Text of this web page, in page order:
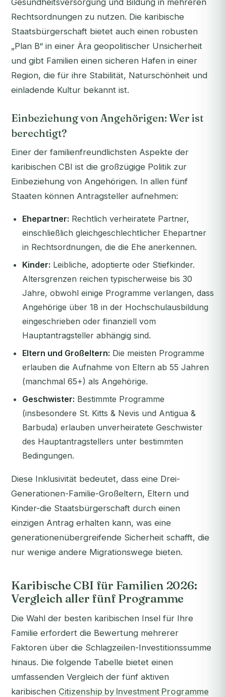
Gesundheitsversorgung und Bildung in mehreren
Rechtsordnungen zu nutzen. Die karibische
Staatsbürgerschaft bietet auch einen robusten
„Plan B“ in einer Ära geopolitischer Unsicherheit
und gibt Familien einen sicheren Hafen in einer
Region, die für ihre Stabilität, Naturschönheit und
einladende Kultur bekannt ist.
Einbeziehung von Angehörigen: Wer ist
berechtigt?
Einer der familienfreundlichsten Aspekte der
karibischen CBI ist die großzügige Politik zur
Einbeziehung von Angehörigen. In allen fünf
Staaten können Antragsteller aufnehmen:
Ehepartner: Rechtlich verheiratete Partner,
einschließlich gleichgeschlechtlicher Ehepartner
in Rechtsordnungen, die die Ehe anerkennen.
Kinder: Leibliche, adoptierte oder Stiefkinder.
Altersgrenzen reichen typischerweise bis 30
Jahre, obwohl einige Programme verlangen, dass
Angehörige über 18 in der Hochschulausbildung
eingeschrieben oder finanziell vom
Hauptantragsteller abhängig sind.
Eltern und Großeltern: Die meisten Programme
erlauben die Aufnahme von Eltern ab 55 Jahren
(manchmal 65+) als Angehörige.
Geschwister: Bestimmte Programme
(insbesondere St. Kitts & Nevis und Antigua &
Barbuda) erlauben unverheiratete Geschwister
des Hauptantragstellers unter bestimmten
Bedingungen.
Diese Inklusivität bedeutet, dass eine Drei-
Generationen-Familie-Großeltern, Eltern und
Kinder-die Staatsbürgerschaft durch einen
einzigen Antrag erhalten kann, was eine
generationenübergreifende Sicherheit schafft, die
nur wenige andere Migrationswege bieten.
Karibische CBI für Familien 2026:
Vergleich aller fünf Programme
Die Wahl der besten karibischen Insel für Ihre
Familie erfordert die Bewertung mehrerer
Faktoren über die Schlagzeilen-Investitionssumme
hinaus. Die folgende Tabelle bietet einen
umfassenden Vergleich der fünf aktiven
karibischen Citizenship by Investment Programme